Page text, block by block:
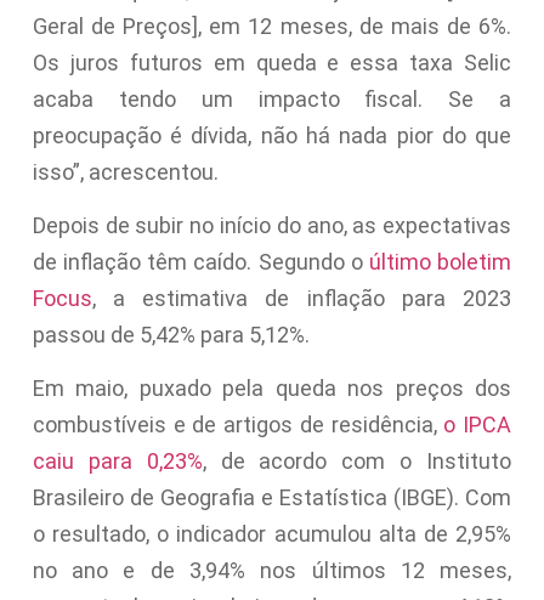
Geral de Preços], em 12 meses, de mais de 6%.
Os juros futuros em queda e essa taxa Selic
acaba tendo um impacto fiscal. Se a
preocupação é dívida, não há nada pior do que
isso”, acrescentou.
Depois de subir no início do ano, as expectativas
de inflação têm caído. Segundo o último boletim
Focus, a estimativa de inflação para 2023
passou de 5,42% para 5,12%.
Em maio, puxado pela queda nos preços dos
combustíveis e de artigos de residência, o IPCA
caiu para 0,23%, de acordo com o Instituto
Brasileiro de Geografia e Estatística (IBGE). Com
o resultado, o indicador acumulou alta de 2,95%
no ano e de 3,94% nos últimos 12 meses,